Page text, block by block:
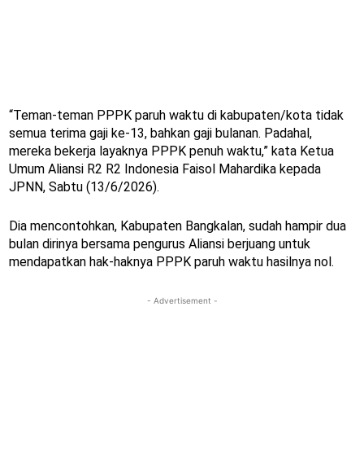
“Teman-teman PPPK paruh waktu di kabupaten/kota tidak
semua terima gaji ke-13, bahkan gaji bulanan. Padahal,
mereka bekerja layaknya PPPK penuh waktu,” kata Ketua
Umum Aliansi R2 R2 Indonesia Faisol Mahardika kepada
JPNN, Sabtu (13/6/2026).
Dia mencontohkan, Kabupaten Bangkalan, sudah hampir dua
bulan dirinya bersama pengurus Aliansi berjuang untuk
mendapatkan hak-haknya PPPK paruh waktu hasilnya nol.
- Advertisement -